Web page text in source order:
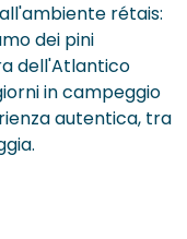
rétais:
dei pini
dell'Atlantico
in campeggio
autentica, tra